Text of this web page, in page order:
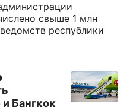
свыше 1 млн
республики
Бангкок